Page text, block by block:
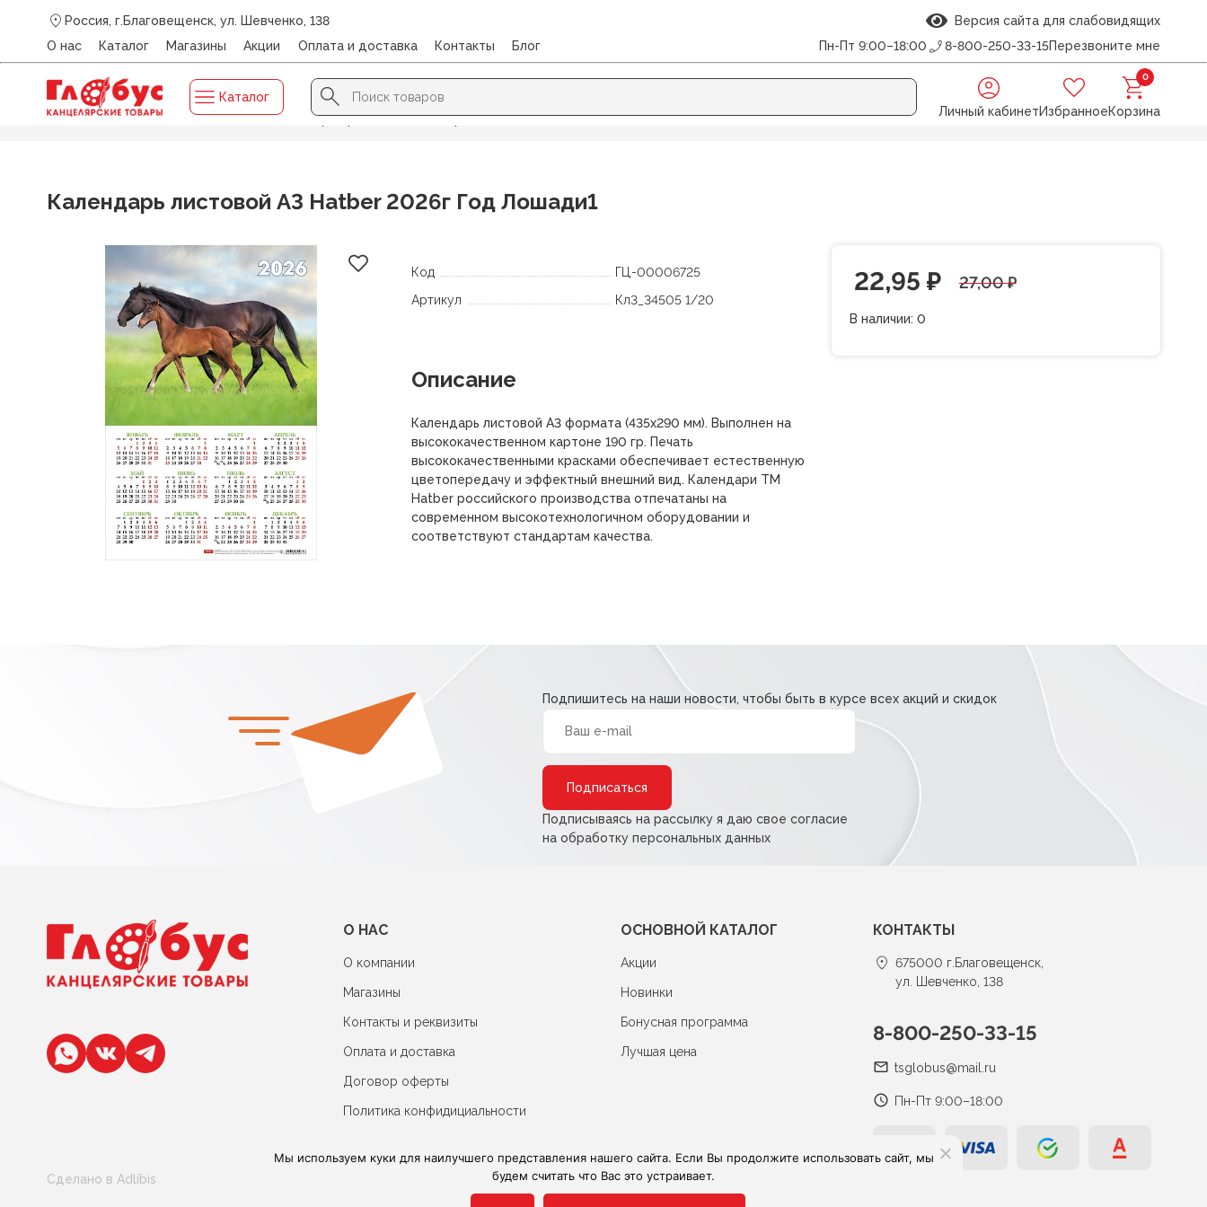
Россия, г.Благовещенск, ул. Шевченко, 138
Версия сайта для слабовидящих
О нас
Каталог Магазины Акции Оплата и доставка Контакты Блог Пн-Пт 9:00–18:00 8-800-250-33-15Перезвоните мне
Каталог
Search
for:
Search Button
Личный кабинетИзбранное
0
Корзина
Главная /Каталог/ КАЛЕНДАРИ/Календари прочие/Календарь листовой А3 Hatber 2026г Год Лошади1
Календарь листовой А3 Hatber 2026г Год Лошади1
Код
ГЦ-00006725
Артикул
Кл3_34505 1/20
Описание
Календарь листовой А3 формата (435х290 мм). Выполнен на
высококачественном картоне 190 гр. Печать
высококачественными красками обеспечивает естественную
цветопередачу и эффектный внешний вид. Календари ТМ
Hatber российского производства отпечатаны на
современном высокотехнологичном оборудовании и
соответствуют стандартам качества.
27,00₽
Первоначальная
цена
22,95 ₽
Текущая
цена:
В наличии: 0
Подпишитесь на наши новости, чтобы быть в курсе всех акций и скидок
Подписываясь на рассылку я даю свое согласие
на обработку персональных данных
О НАС
О компании
Магазины
Контакты и реквизиты
Оплата и доставка
Договор оферты
Политика конфидициальности
ОСНОВНОЙ КАТАЛОГ
Акции
Новинки
Бонусная программа
Лучшая цена
КОНТАКТЫ
675000 г.Благовещенск,
ул. Шевченко, 138
8-800-250-33-15
tsglobus@mail.ru
Пн-Пт 9:00–18:00
Сделано в Adlibis
Мы используем куки для наилучшего представления нашего сайта. Если Вы продолжите использовать сайт, мы
будем считать что Вас это устраивает.